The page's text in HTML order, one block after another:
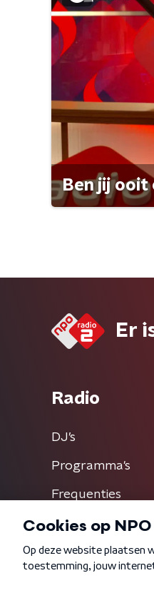
Ben jij ooit
Er
Radio
DJ’s
Programma's
Frequenties
Algemene